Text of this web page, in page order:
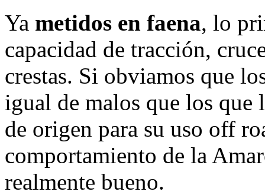
Ya metidos en faena, lo
capacidad de tracción,
crestas. Si obviamos que
igual de malos que los
de origen para su uso off
comportamiento de la
realmente bueno.